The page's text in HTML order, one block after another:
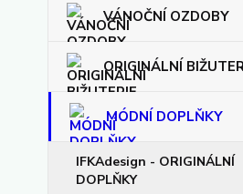
VÁNOČNÍ OZDOBY
ORIGINÁLNÍ
MÓDNÍ DOPLŇKY
IFKAdesign - ORIGINÁLNÍ
DOPLŇKY